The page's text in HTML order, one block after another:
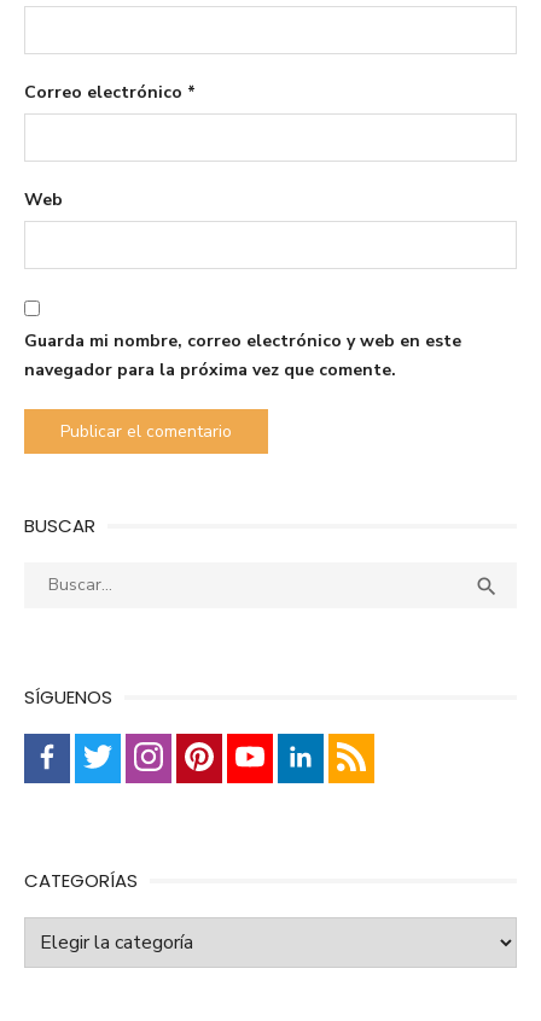
Correo electrónico *
Web
Guarda mi nombre, correo electrónico y web en este
navegador para la próxima vez que comente.
BUSCAR
Buscar: 
SÍGUENOS
CATEGORÍAS
Categorías